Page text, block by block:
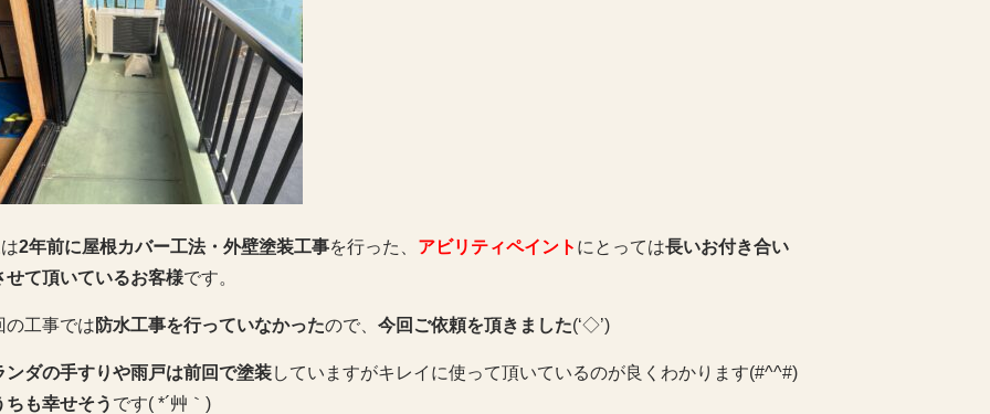
2年前に屋根カバー工法・外壁塗装工事を行った、 アビリティペイント にとっては長いお付き合い
せて頂いているお客様です。
の工事では 防水工事を行っていなかったので、 今回ご依頼を頂きました(‘◇’)ゞ
ンダの手すりや雨戸は前回で塗装していますがキレイに使って頂いているのが良くわかります(#^^#)
ちも幸せそう です( *´艸｀)